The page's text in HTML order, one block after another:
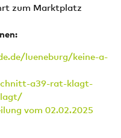
zum Marktplatz
lueneburg/keine-a-
a39-rat-klagt-
vom 02.02.2025